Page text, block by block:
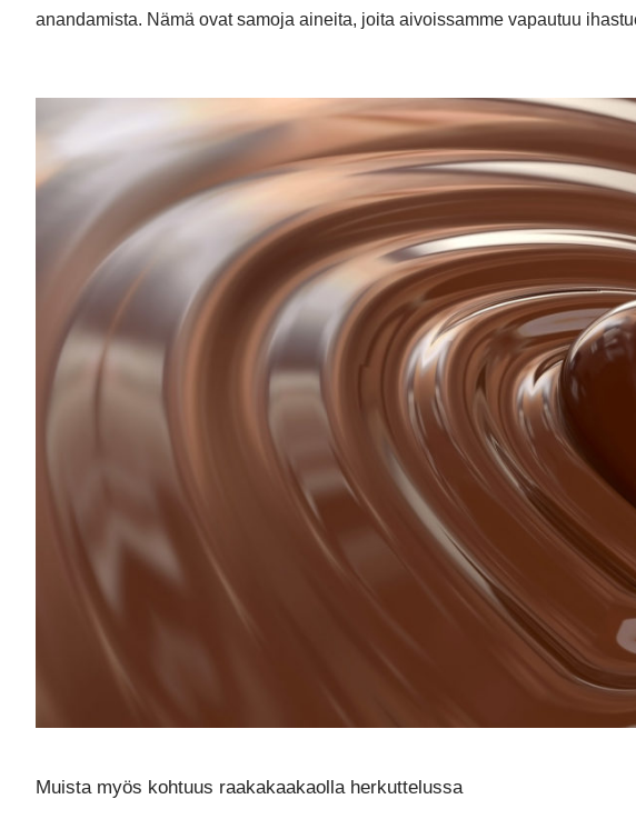
anandamista. Nämä ovat samoja aineita, joita aivoissamme vapautuu
Muista myös kohtuus raakakaakaolla herkuttelussa